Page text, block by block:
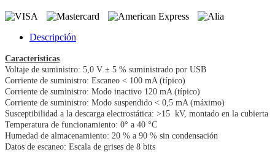
Descripción
Caracteristicas
Voltaje de suministro: 5,0 V ± 5 % suministrado por USB
Corriente de suministro: Escaneo < 100 mA (típico)
Corriente de suministro: Modo inactivo 120 mA (típico)
Corriente de suministro: Modo suspendido < 0,5 mA (máximo)
Susceptibilidad a la descarga electrostática: >15 kV, montado en la cubierta
Temperatura de funcionamiento: 0° a 40 °C
Humedad de almacenamiento: 20 % a 90 % sin condensación
Datos de escaneo: Escala de grises de 8 bits